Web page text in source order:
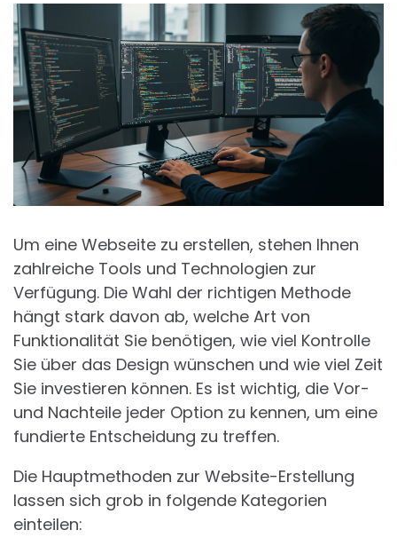
Um eine Webseite zu erstellen, stehen Ihnen
zahlreiche Tools und Technologien zur
Verfügung. Die Wahl der richtigen Methode
hängt stark davon ab, welche Art von
Funktionalität Sie benötigen, wie viel Kontrolle
Sie über das Design wünschen und wie viel Zeit
Sie investieren können. Es ist wichtig, die Vor-
und Nachteile jeder Option zu kennen, um eine
fundierte Entscheidung zu treffen.
Die Hauptmethoden zur Website-Erstellung
lassen sich grob in folgende Kategorien
einteilen: